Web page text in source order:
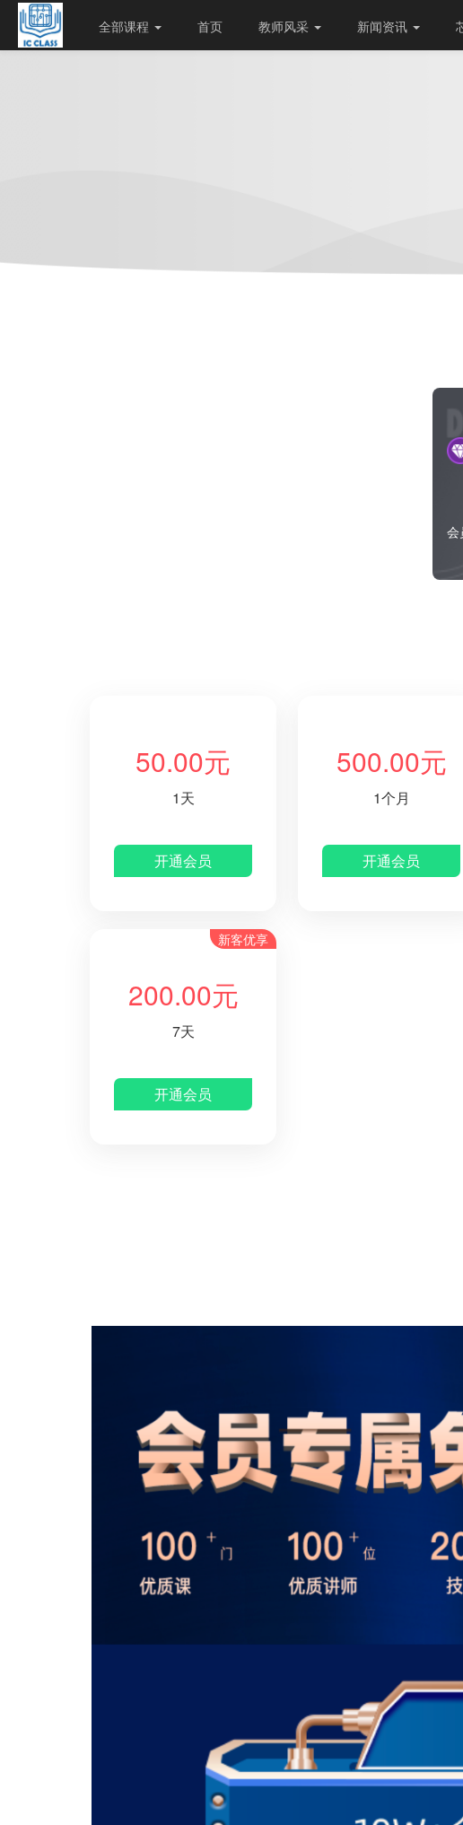
全部课程 首页 教师风采 新闻资讯
会
50.00元
1天
开通会员
500.00元
1个月
开通会员
新客优享
200.00元
7天
开通会员